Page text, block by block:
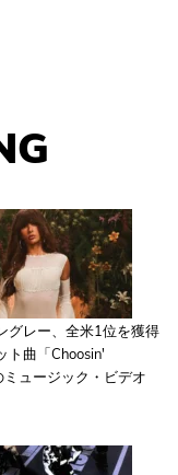
グレー、全米1位を獲得
ト曲「Choosin'
ミュージック・ビデオ